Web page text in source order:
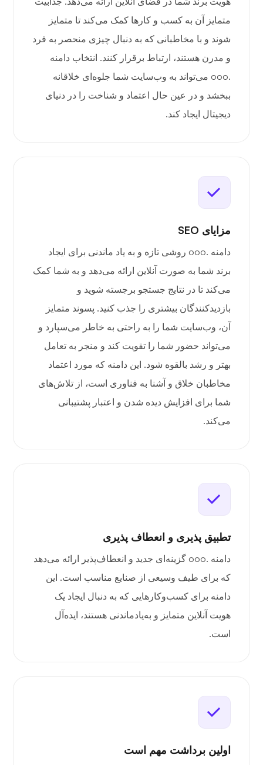
متمایز آن به کسب و کارها کمک می‌کند تا متمایز
شوند و با مخاطبانی که به دنبال چیزی منحصر به فرد
و مدرن هستند، ارتباط برقرار کنند. انتخاب دامنه
.ooo می‌تواند به وب‌سایت شما جلوه‌ای خلاقانه
ببخشد و در عین حال اعتماد و شناخت را در دنیای
دیجیتال ایجاد کند.
مزایای SEO
دامنه .ooo روشی تازه و به یاد ماندنی برای ایجاد
برند شما به صورت آنلاین ارائه می‌دهد و به شما کمک
می‌کند تا در نتایج جستجو برجسته شوید و
بازدیدکنندگان بیشتری را جذب کنید. پسوند متمایز
آن، وب‌سایت شما را به راحتی به خاطر می‌سپارد و
می‌تواند حضور شما را تقویت کند و منجر به تعامل
بهتر و رشد بالقوه شود. این دامنه که مورد اعتماد
مخاطبان خلاق و آشنا به فناوری است، از تلاش‌های
شما برای افزایش دیده شدن و اعتبار پشتیبانی
می‌کند.
تطبیق پذیری و انعطاف پذیری
دامنه .ooo گزینه‌ای جدید و انعطاف‌پذیر ارائه می‌دهد
که برای طیف وسیعی از صنایع مناسب است. این
دامنه برای کسب‌وکارهایی که به دنبال ایجاد یک
هویت آنلاین متمایز و به‌یادماندنی هستند، ایده‌آل
است.
اولین برداشت مهم است